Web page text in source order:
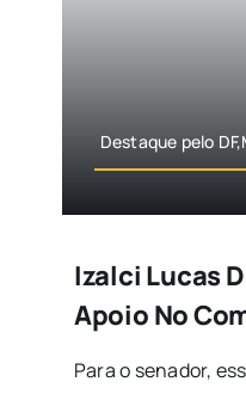
Destaque pelo
Izalci Lucas
Apoio No
Para o senador,